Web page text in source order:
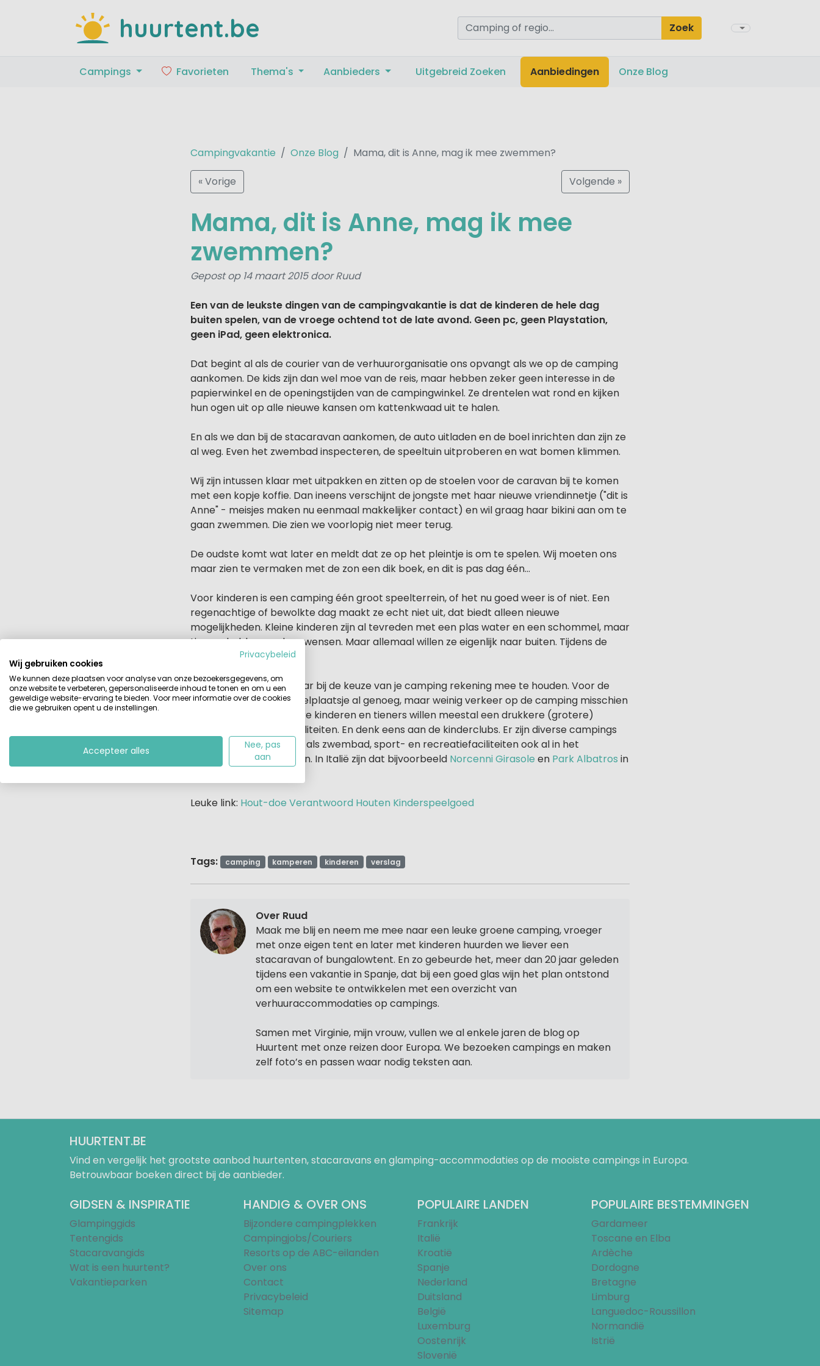
huurtent.be Zoek
Campings Favorieten Thema's Aanbieders Uitgebreid Zoeken Aanbiedingen Onze Blog
Campingvakantie Onze Blog Mama, dit is Anne, mag ik mee zwemmen?
« Vorige Volgende »
Mama, dit is Anne, mag ik mee
zwemmen?
Gepost op 14 maart 2015 door Ruud
Een van de leukste dingen van de campingvakantie is dat de kinderen de hele dag
buiten spelen, van de vroege ochtend tot de late avond. Geen pc, geen Playstation,
geen iPad, geen elektronica.
Dat begint al als de courier van de verhuurorganisatie ons opvangt als we op de camping
aankomen. De kids zijn dan wel moe van de reis, maar hebben zeker geen interesse in de
papierwinkel en de openingstijden van de campingwinkel. Ze drentelen wat rond en kijken
hun ogen uit op alle nieuwe kansen om kattenkwaad uit te halen.
En als we dan bij de stacaravan aankomen, de auto uitladen en de boel inrichten dan zijn ze
al weg. Even het zwembad inspecteren, de speeltuin uitproberen en wat bomen klimmen.
Wij zijn intussen klaar met uitpakken en zitten op de stoelen voor de caravan bij te komen
met een kopje koffie. Dan ineens verschijnt de jongste met haar nieuwe vriendinnetje ("dit is
Anne" - meisjes maken nu eenmaal makkelijker contact) en wil graag haar bikini aan om te
gaan zwemmen. Die zien we voorlopig niet meer terug.
De oudste komt wat later en meldt dat ze op het pleintje is om te spelen. Wij moeten ons
maar zien te vermaken met de zon een dik boek, en dit is pas dag één...
Voor kinderen is een camping één groot speelterrein, of het nu goed weer is of niet. Een
regenachtige of bewolkte dag maakt ze echt niet uit, dat biedt alleen nieuwe
mogelijkheden. Kleine kinderen zijn al tevreden met een plas water en een schommel, maar
tieners hebben andere wensen. Maar allemaal willen ze eigenlijk naar buiten. Tijdens de
vakantie tenminste.
Het is verstandig om daar bij de keuze van je camping rekening mee te houden. Voor de
hele kleintjes is een speelplaatsje al genoeg, maar weinig verkeer op de camping misschien
nog belangrijker. Grotere kinderen en tieners willen meestal een drukkere (grotere)
camping met meer faciliteiten. En denk eens aan de kinderclubs. Er zijn diverse campings
waar alle voorzieningen als zwembad, sport- en recreatiefaciliteiten ook al in het
voorjaar/najaar open zijn. In Italië zijn dat bijvoorbeeld Norcenni Girasole en Park Albatros in
Leuke link: Hout-doe Verantwoord Houten Kinderspeelgoed
Tags: camping kamperen kinderen verslag
Over Ruud
Maak me blij en neem me mee naar een leuke groene camping, vroeger
met onze eigen tent en later met kinderen huurden we liever een
stacaravan of bungalowtent. En zo gebeurde het, meer dan 20 jaar geleden
tijdens een vakantie in Spanje, dat bij een goed glas wijn het plan ontstond
om een website te ontwikkelen met een overzicht van
verhuuraccommodaties op campings.
Samen met Virginie, mijn vrouw, vullen we al enkele jaren de blog op
Huurtent met onze reizen door Europa. We bezoeken campings en maken
zelf foto’s en passen waar nodig teksten aan.
HUURTENT.BE
Vind en vergelijk het grootste aanbod huurtenten, stacaravans en glamping-accommodaties op de mooiste campings in Europa.
Betrouwbaar boeken direct bij de aanbieder.
GIDSEN & INSPIRATIE
Glampinggids
Tentengids
Stacaravangids
Wat is een huurtent?
Vakantieparken
HANDIG & OVER ONS
Bijzondere campingplekken
Campingjobs/Couriers
Resorts op de ABC-eilanden
Over ons
Contact
Privacybeleid
Sitemap
POPULAIRE LANDEN
Frankrijk
Italië
Kroatië
Spanje
Nederland
Duitsland
België
Luxemburg
Oostenrijk
Slovenië
POPULAIRE BESTEMMINGEN
Gardameer
Toscane en Elba
Ardèche
Dordogne
Bretagne
Limburg
Languedoc-Roussillon
Normandië
Istrië
Privacybeleid
Wij gebruiken cookies
We kunnen deze plaatsen voor analyse van onze bezoekersgegevens, om
onze website te verbeteren, gepersonaliseerde inhoud te tonen en om u een
geweldige website-ervaring te bieden. Voor meer informatie over de cookies
die we gebruiken opent u de instellingen.
Accepteer alles
Nee, pas
aan